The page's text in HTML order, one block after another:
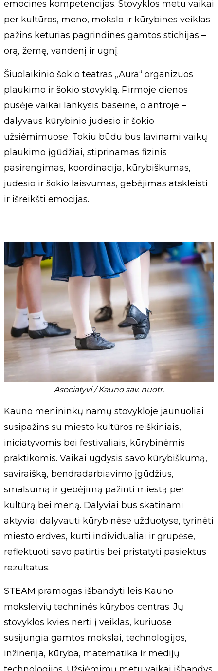
emocines kompetencijas. Stovyklos metu vaikai
per kultūros, meno, mokslo ir kūrybines veiklas
pažins keturias pagrindines gamtos stichijas –
orą, žemę, vandenį ir ugnį.
Šiuolaikinio šokio teatras „Aura“ organizuos
plaukimo ir šokio stovyklą. Pirmoje dienos
pusėje vaikai lankysis baseine, o antroje –
dalyvaus kūrybinio judesio ir šokio
užsiėmimuose. Tokiu būdu bus lavinami vaikų
plaukimo įgūdžiai, stiprinamas fizinis
pasirengimas, koordinacija, kūrybiškumas,
judesio ir šokio laisvumas, gebėjimas atskleisti
ir išreikšti emocijas.
Asociatyvi / Kauno sav. nuotr.
Kauno menininkų namų stovykloje jaunuoliai
susipažins su miesto kultūros reiškiniais,
iniciatyvomis bei festivaliais, kūrybinėmis
praktikomis. Vaikai ugdysis savo kūrybiškumą,
saviraišką, bendradarbiavimo įgūdžius,
smalsumą ir gebėjimą pažinti miestą per
kultūrą bei meną. Dalyviai bus skatinami
aktyviai dalyvauti kūrybinėse užduotyse, tyrinėti
miesto erdves, kurti individualiai ir grupėse,
reflektuoti savo patirtis bei pristatyti pasiektus
rezultatus.
STEAM pramogas išbandyti leis Kauno
moksleivių techninės kūrybos centras. Jų
stovyklos kvies nerti į veiklas, kuriuose
susijungia gamtos mokslai, technologijos,
inžinerija, kūryba, matematika ir medijų